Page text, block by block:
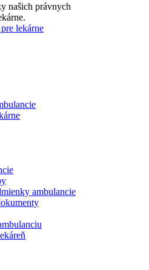
našich právnych
lekárne
ambulancie